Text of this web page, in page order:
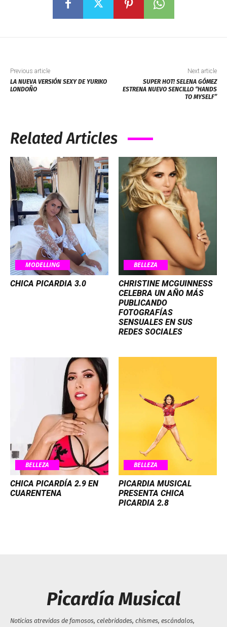
Previous article
LA NUEVA VERSIÓN SEXY DE YURIKO
LONDOÑO
Next article
SUPER HOT! SELENA GÓMEZ
ESTRENA NUEVO SENCILLO “HANDS
TO MYSELF”
Related Articles
MODELLING
CHICA PICARDIA 3.0
BELLEZA
CHRISTINE MCGUINNESS
CELEBRA UN AÑO MÁS
PUBLICANDO
FOTOGRAFÍAS
SENSUALES EN SUS
REDES SOCIALES
BELLEZA
CHICA PICARDÍA 2.9 EN
CUARENTENA
BELLEZA
PICARDIA MUSICAL
PRESENTA CHICA
PICARDIA 2.8
Picardía Musical
Noticias atrevidas de famosos, celebridades, chismes, escándalos,